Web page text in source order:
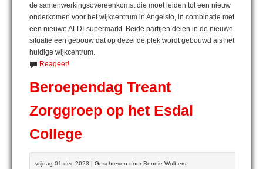
de samenwerkingsovereenkomst die moet leiden tot een nieuw
onderkomen voor het wijkcentrum in Angelslo, in combinatie met
een nieuwe ALDI-supermarkt. Beide partijen delen in de nieuwe
situatie een gebouw dat op dezelfde plek wordt gebouwd als het
huidige wijkcentrum.
Reageer!
Beroependag Treant
Zorggroep op het Esdal
College
vrijdag 01 dec 2023 | Geschreven door Bennie Wolbers